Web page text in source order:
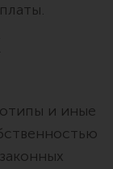
и иные